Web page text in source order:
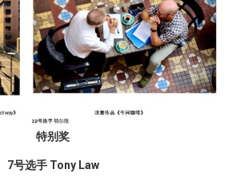
特别奖
7号选手 Tony Law